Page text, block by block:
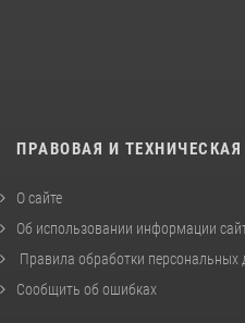
ПРАВОВАЯ И
О сайте
Об использовании информации
Правила обработки персональных
Сообщить об ошибках